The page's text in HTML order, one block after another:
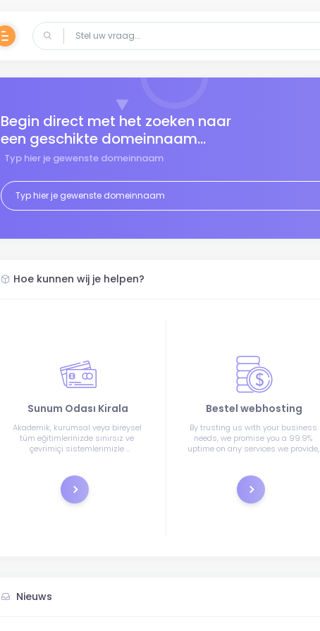
Begin direct met het zoeken naar
een geschikte domeinnaam...
Typ hier je gewenste domeinnaam
Hoe kunnen wij je helpen?
Sunum Odası Kirala
Akademik, kurumsal veya bireysel
tüm eğitimlerinizde sınırsız ve
çevrimiçi sistemlerimizle
Registratie
Bestel webhosting
By trusting us with your business
needs, we promise you a 99.9%
uptime on any services we provide,
Bestel
Nieuws